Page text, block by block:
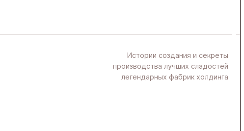
Истории создания и секреты
производства лучших сладостей
легендарных фабрик холдинга